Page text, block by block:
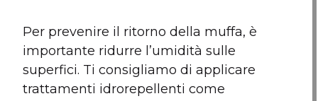
Per prevenire il ritorno della muffa, è
importante ridurre l’umidità sulle
superfici. Ti consigliamo di applicare
trattamenti idrorepellenti come